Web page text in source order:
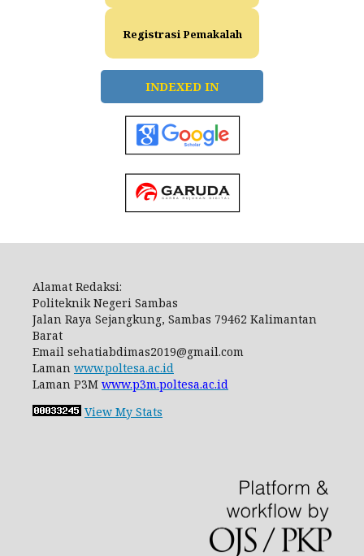
Registrasi Pemakalah
INDEXED IN
Alamat Redaksi:
Politeknik Negeri Sambas
Jalan Raya Sejangkung, Sambas 79462 Kalimantan
Barat
Email sehatiabdimas2019@gmail.com
Laman www.poltesa.ac.id
Laman P3M www.p3m.poltesa.ac.id
View My Stats